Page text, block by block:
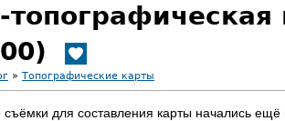
» Топографические карты
для составления карты начались